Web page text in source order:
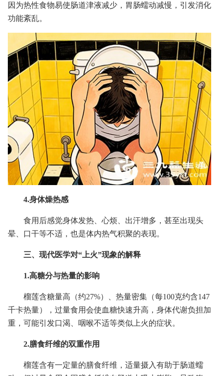
因为热性食物易使肠道津液减少，胃肠蠕动减慢，引发消化
功能紊乱。
4.身体燥热感
食用后感觉身体发热、心烦、出汗增多，甚至出现头
晕、口干等不适，也是体内热气积聚的表现。
三、现代医学对“上火”现象的解释
1.高糖分与热量的影响
榴莲含糖量高（约27%）、热量密集（每100克约含147
千卡热量），过量食用会使血糖快速升高，身体代谢负担加
重，可能引发口渴、咽喉不适等类似上火的症状。
2.膳食纤维的双重作用
榴莲含有一定量的膳食纤维，适量摄入有助于肠道蠕